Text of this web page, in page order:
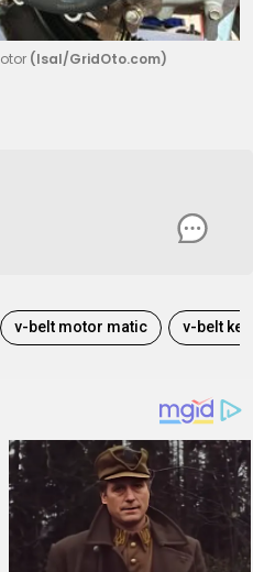
(Isal/GridOto.com)
v-belt motor matic v-belt